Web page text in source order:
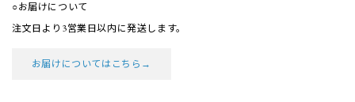
○お届けについて
注文日より3営業日以内に発送します。
お届けについてはこちら→